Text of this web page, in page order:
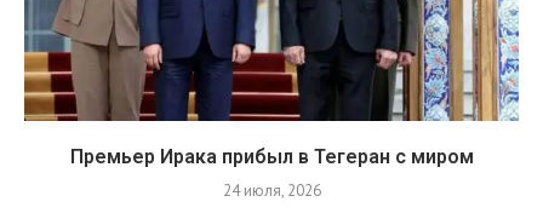
Премьер Ирака прибыл в Тегеран с миром
24 июля, 2026